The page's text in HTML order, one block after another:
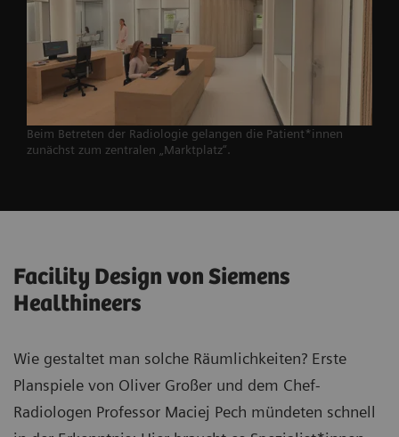
Beim Betreten der Radiologie gelangen die Patient*innen
zunächst zum zentralen „Marktplatz“.
Facility Design von Siemens
Healthineers
Wie gestaltet man solche Räumlichkeiten? Erste
Planspiele von Oliver Großer und dem Chef-
Radiologen Professor Maciej Pech mündeten schnell